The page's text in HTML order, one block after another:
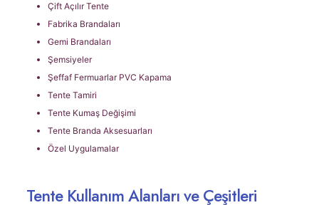
Çift Açılır Tente
Fabrika Brandaları
Gemi Brandaları
Şemsiyeler
Şeffaf Fermuarlar PVC Kapama
Tente Tamiri
Tente Kumaş Değişimi
Tente Branda Aksesuarları
Özel Uygulamalar
Tente Kullanım Alanları ve Çeşitleri